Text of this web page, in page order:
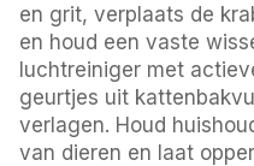
en grit, verplaats de
en houd een vaste
luchtreiniger met
geurtjes uit
verlagen. Houd
van dieren en laat